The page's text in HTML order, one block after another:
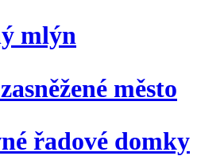
mlýn
město
řadové domky